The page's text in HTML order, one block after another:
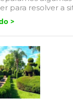
para resolver a
>